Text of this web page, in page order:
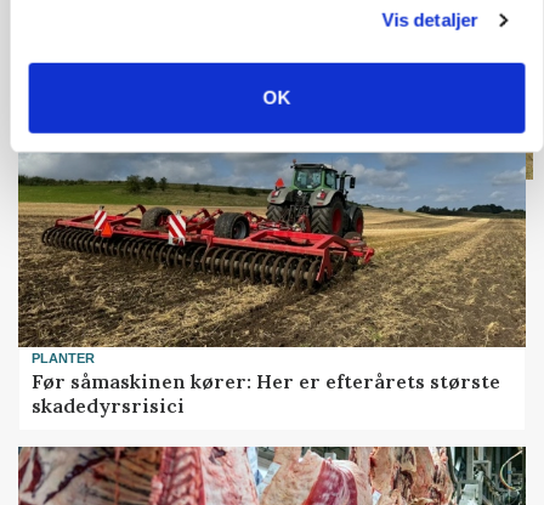
Vis detaljer
OK
Loading...
PLANTER
Før såmaskinen kører: Her er efterårets største
skadedyrsrisici